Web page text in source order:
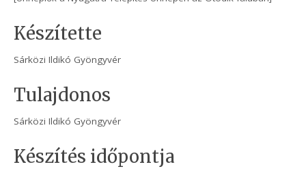
Készítette
Sárközi Ildikó Gyöngyvér
Tulajdonos
Sárközi Ildikó Gyöngyvér
Készítés időpontja